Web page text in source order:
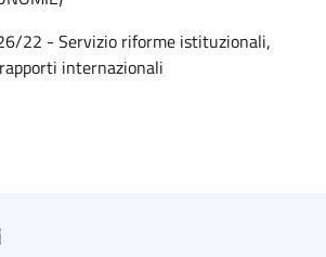
22 - Servizio riforme istituzionali,
internazionali